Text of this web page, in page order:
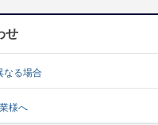
せ
なる場合
様へ